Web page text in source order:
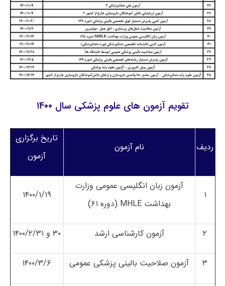
تقویم آزمون های علوم پزشکی سال ۱۴۰۰
ردیف نام آزمون
تاریخ برگزاری
آزمون
۱
آزمون زبان انگلیسی عمومی وزارت
بهداشت MHLE (دوره ۶۱)
۱۴۰۰/۱/۱۹
۲ آزمون کارشناسی ارشد ۳۰ و ۱۴۰۰/۲/۳۱
۳ آزمون صلاحیت بالینی پزشکی عمومی ۱۴۰۰/۳/۶